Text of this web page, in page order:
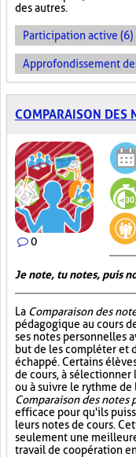
des autres.
Participation active (6)
Approfondissement
COMPARAISON DES
0
Je note, tu notes, puis
La Comparaison des
pédagogique au cours
ses notes personnelles
but de les compléter et
échappé. Certains
de cours, à
ou à suivre le rythme de
Comparaison des notes
efficace pour qu'ils
leurs notes de cours.
seulement une
travail de coopération